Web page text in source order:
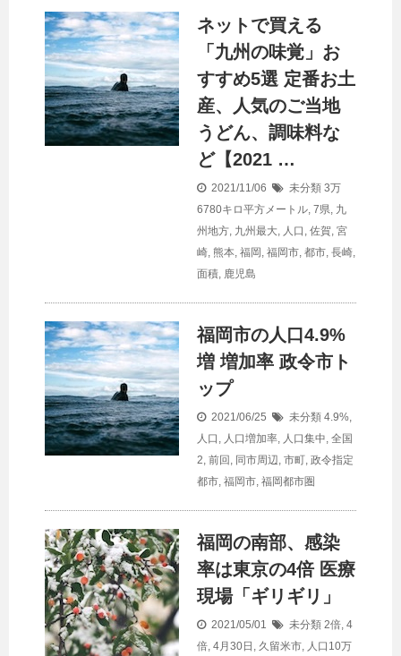
ネットで買える
「九州の味覚」お
すすめ5選 定番お土
産、人気のご当地
うどん、調味料な
ど【2021 …
2021/11/06 未分類 3万
6780キロ平方メートル, 7県, 九
州地方, 九州最大, 人口 , 佐賀, 宮
崎, 熊本, 福岡 , 福岡市, 都市, 長崎,
面積, 鹿児島
福岡市の人口 4.9%
増 増加率 政令市ト
ップ
2021/06/25 未分類 4.9%,
人口 , 人口増加率, 人口集中, 全国
2, 前回 , 同市周辺, 市町, 政令指定
都市, 福岡市, 福岡都市圏
福岡の南部、感染
率は東京の4倍 医療
現場「ギリギリ」
2021/05/01 未分類 2倍, 4
倍, 4月30日 , 久留米市, 人口10万